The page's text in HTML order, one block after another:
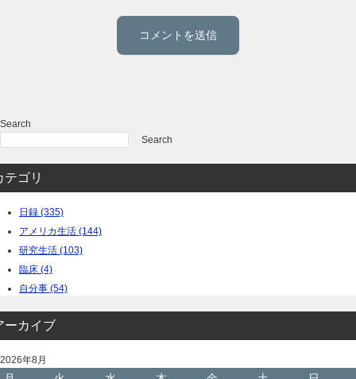
Search
Search
テゴリ
日録 (335)
アメリカ生活 (144)
研究生活 (103)
臨床 (4)
自分事 (54)
ーカイブ
2026年8月